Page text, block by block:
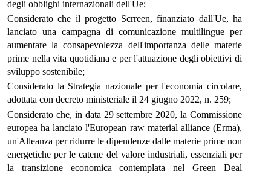
degli obblighi internazionali dell'Ue;
Considerato che il progetto Scrreen, finanziato dall'Ue, ha
lanciato una campagna di comunicazione multilingue per
aumentare la consapevolezza dell'importanza delle materie
prime nella vita quotidiana e per l'attuazione degli obiettivi di
sviluppo sostenibile;
Considerato la Strategia nazionale per l'economia circolare,
adottata con decreto ministeriale il 24 giugno 2022, n. 259;
Considerato che, in data 29 settembre 2020, la Commissione
europea ha lanciato l'European raw material alliance (Erma),
un'Alleanza per ridurre le dipendenze dalle materie prime non
energetiche per le catene del valore industriali, essenziali per
la transizione economica contemplata nel Green Deal